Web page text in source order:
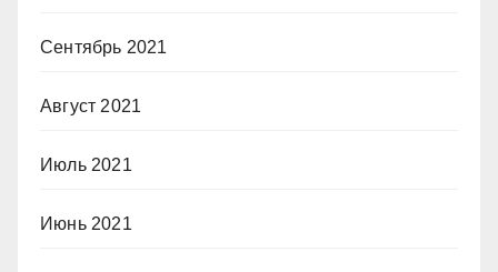
Сентябрь 2021
Август 2021
Июль 2021
Июнь 2021